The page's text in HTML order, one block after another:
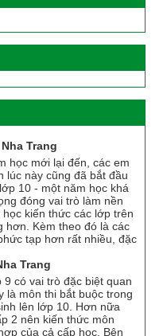
Trang
học mới lại đến, các em
lúc này cũng đã bắt đầu
10 - một năm học khá
đóng vai trò làm nền
học kiến thức các lớp trên
hơn. Kèm theo đó là các
tạp hơn rất nhiều, đặc
Trang
9 có vai trò đặc biệt quan
là môn thi bắt buộc trong
lên lớp 10. Hơn nữa
2 nên kiến thức môn
của cả cấp học. Bên